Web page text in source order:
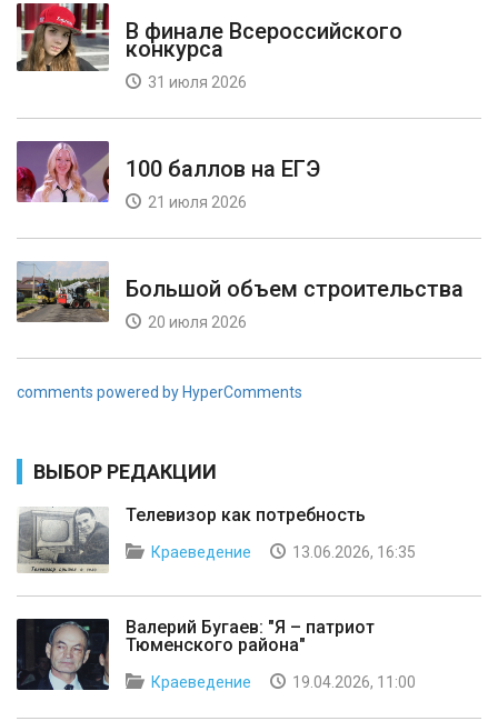
В финале Всероссийского
конкурса
31 июля 2026
100 баллов на ЕГЭ
21 июля 2026
Большой объем строительства
20 июля 2026
comments powered by HyperComments
ВЫБОР РЕДАКЦИИ
Телевизор как потребность
Краеведение 13.06.2026, 16:35
Валерий Бугаев: "Я – патриот
Тюменского района"
Краеведение 19.04.2026, 11:00